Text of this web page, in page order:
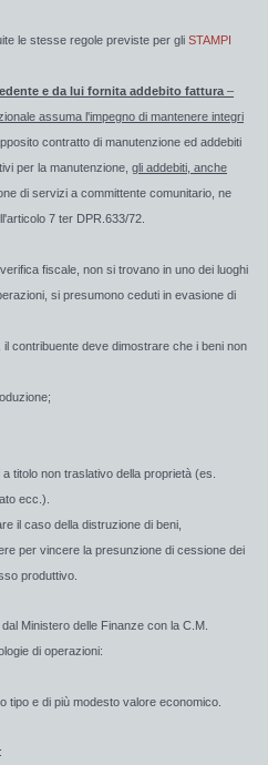
le stesse regole previste per gli STAMPI
e da lui fornita addebito fattura –
assuma l'impegno di mantenere integri
contratto di manutenzione ed addebiti
per la manutenzione gli addebiti, anche
di servizi a committente comunitario, ne
7 ter DPR.633/72.
fiscale, non si trovano in uno dei luoghi
si presumono ceduti in evasione di
contribuente deve dimostrare che i beni non
titolo non traslativo della proprietà (es.
ecc.).
il caso della distruzione di beni,
per vincere la presunzione di cessione dei
produttivo.
Ministero delle Finanze con la C.M.
di operazioni:
tipo e di più modesto valore economico.